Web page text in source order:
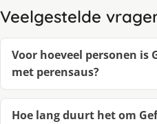
Veelgestelde
Voor hoeveel personen is
met perensaus?
Hoe lang duurt het om